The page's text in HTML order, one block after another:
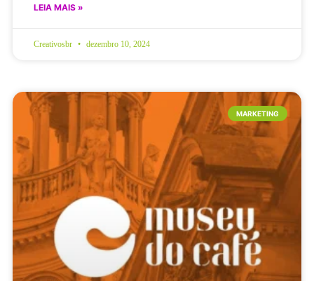
LEIA MAIS »
Creativosbr dezembro 10, 2024
MARKETING